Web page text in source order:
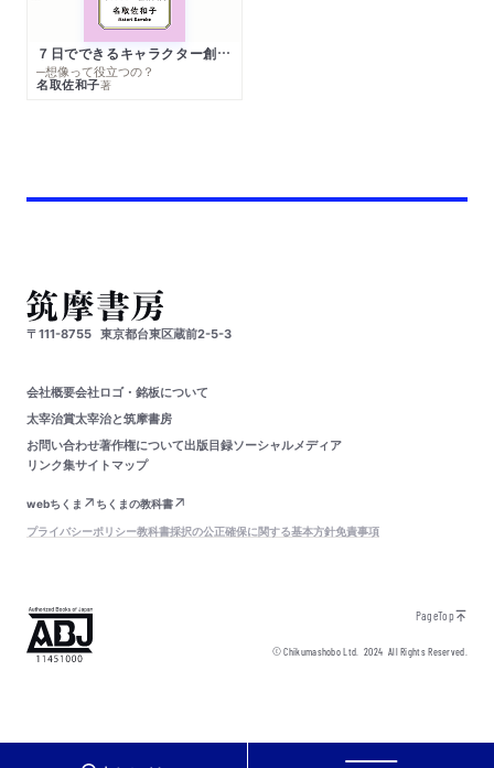
７日でできるキャラクター創作入門
─想像って役立つの？
名取佐和子著
〒111-8755 東京都台東区蔵前2-5-3
会社概要会社ロゴ・銘板について
太宰治賞太宰治と筑摩書房
お問い合わせ著作権について出版目録ソーシャルメディア
リンク集サイトマップ
webちくま
ちくまの教科書
プライバシーポリシー教科書採択の公正確保に関する基本方針免責事項
PageTop
© Chikumashobo Ltd.2024 All Rights Reserved.